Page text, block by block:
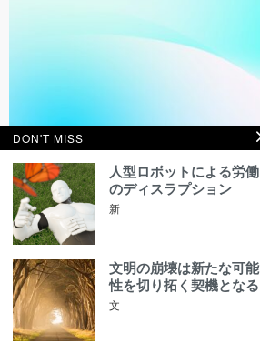
電化という長い道のり
1880年代の電灯と電動機にはじまった電化は
DON'T MISS
人型ロボットによる労働
のディスラプション
新
文明の崩壊は新たな可能
性を切り拓く契機となる
文